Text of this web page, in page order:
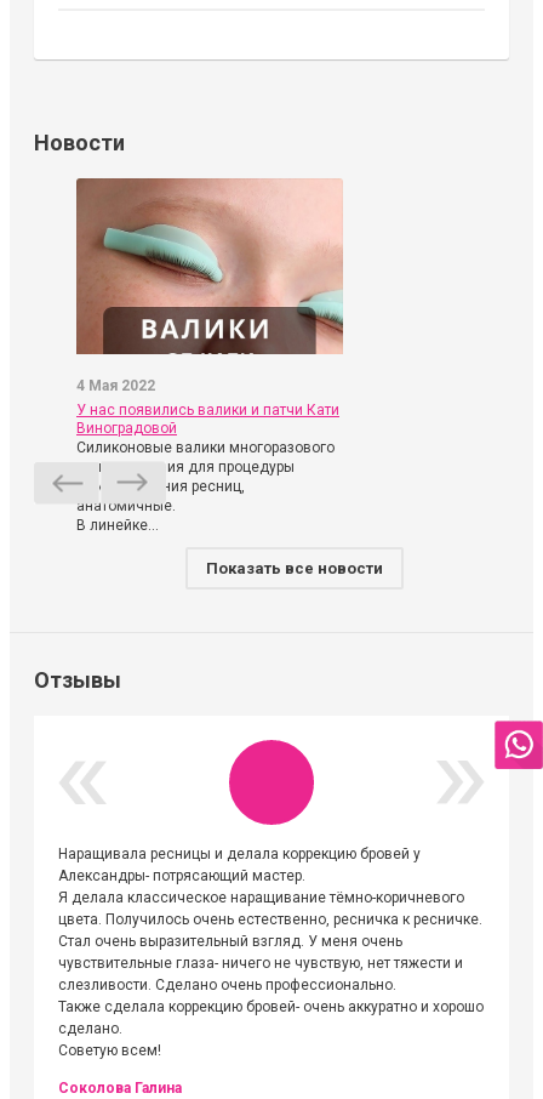
Новости
4 Мая 2022
У нас появились валики и патчи Кати
Виноградовой
Силиконовые валики многоразового
использования для процедуры
ламинирования ресниц,
анатомичные.
В линейке...
Показать все новости
Отзывы
Наращивала ресницы и делала коррекцию бровей у
Александры- потрясающий мастер.
Я делала классическое наращивание тёмно-коричневого
цвета. Получилось очень естественно, ресничка к ресничке.
Стал очень выразительный взгляд. У меня очень
чувствительные глаза- ничего не чувствую, нет тяжести и
слезливости. Сделано очень профессионально.
Также сделала коррекцию бровей- очень аккуратно и хорошо
сделано.
Советую всем!
Соколова Галина